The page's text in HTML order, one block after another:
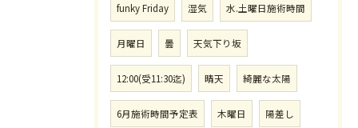
funky Friday 湿気 水.土曜日施術時間
月曜日 曇 天気下り坂
12:00(受11:30迄) 晴天 綺麗な太陽
6月施術時間予定表 木曜日 陽差し